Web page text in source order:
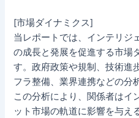
[市場ダイナミクス]
当レポートでは、インテリジ
の成長と発展を促進する市場
す。政府政策や規制、技術進
フラ整備、業界連携などの分
この分析により、関係者はイ
ット市場の軌道に影響を与え